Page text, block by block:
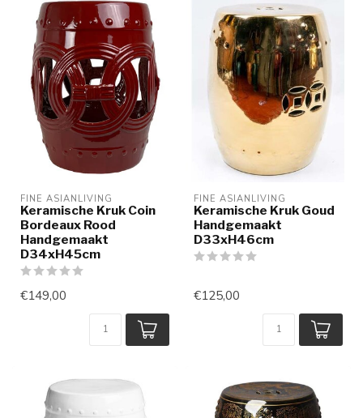
FINE ASIANLIVING
Keramische Kruk Coin
Bordeaux Rood
Handgemaakt
D34xH45cm
€149,00
FINE ASIANLIVING
Keramische Kruk Goud
Handgemaakt
D33xH46cm
€125,00